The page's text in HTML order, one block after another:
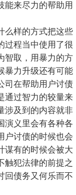
能来尽力的帮助用
么样的方式把这些
过程当中使用了很
智取，用暴力的方
暴力升级还有可能
司在帮助用户讨债
通过智力的较量来
涉及到的内容就非
演义里会有各种各
户讨债的时候也会
谋有的时候会被大
触犯法律的前提之
回债务又何乐而不